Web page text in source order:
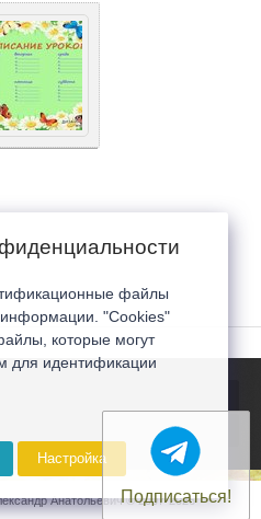
Анатольевич © 2007-2026
Подписаться!
файлы
"Cookies"
которые могут
для идентификации
Настройка